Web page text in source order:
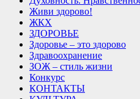
Живи здорово!
ЖКХ
ЗДОРОВЬЕ
Здоровье – это здорово
Здравоохранение
ЗОЖ – стиль жизни
Конкурс
КОНТАКТЫ